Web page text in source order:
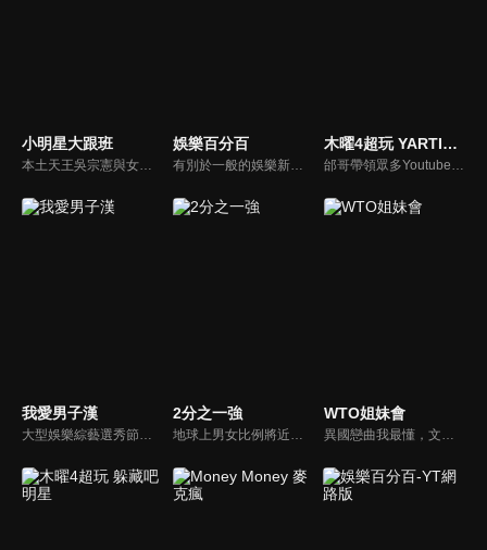
小明星大跟班
本土天王吳宗憲與女兒吳姍儒（Sandy）搭檔主持，每集邀請來賓暢談演藝圈大小事，父女檔聯手笑果十足，老梗搭上新世代，最新組合強勢登場！
娛樂百分百
有別於一般的娛樂新聞播報，透過遊戲、粉絲互動認識大明星們的真性情，歌唱單元讓你享受歌手們天籟般的歌聲，各式專題報導是為最佳懶人包，掌握最新娛樂動態，求新求變的節目單元刺激你的感官、滿足你的視覺，帶給你滿滿的歡笑，洗去整日的疲憊！
木曜4超玩 YARTIST全明星運動大會
邰哥帶領眾多Youtuber舉辦運動會，全部人都動起來！木曜4超玩傾盡全力全新大型力作，集結YARTIST一同揮灑汗水爭取榮譽！
我愛男子漢
大型娛樂綜藝選秀節目《我愛男子漢》強勢登場！打造全新華語男子團體！各個參賽者無不卯足全力，使出看家本領只為登上夢想殿堂！為了擄獲評審芳心，哪些參賽者會使出意想不到的絕招呢？獨家精彩內容搶先看，想知道有什麼大來賓大駕光臨？想知道有那些爆笑互動內容？
2分之一強
地球上男女比例將近一比一，也就是有二分之一的女人。我們認為新世代的女人不論在能力、經濟、教育、工作上都不輸男人，這些獨立自主的女人早已撐起半邊天，她們有自己的價值觀和感情觀，我們稱她們是『二分之一強』。
WTO姐妹會
異國戀曲我最懂，文化衝擊大不同！到底新住民怎麼看台灣？讓我們與主持人和來自世界各地的外國朋友，一起聊聊不同國家文化差異、衝擊、風俗、語言學習經驗、婚姻生活等。